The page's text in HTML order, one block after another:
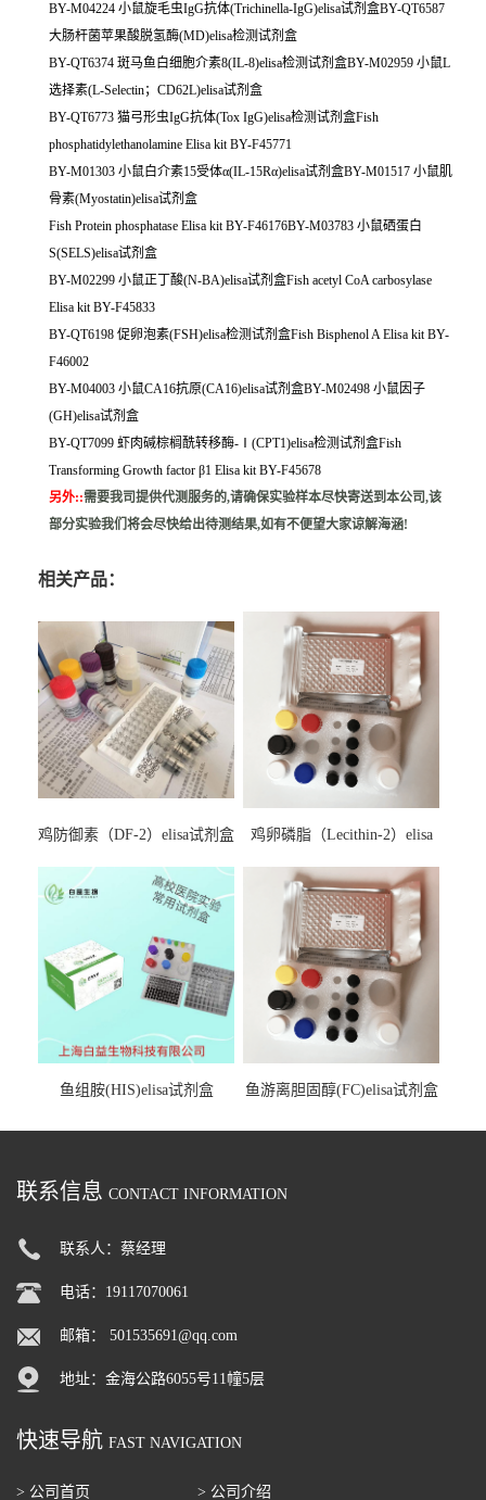
BY-M04224 小鼠旋毛虫IgG抗体(Trichinella-IgG)elisa试剂盒BY-QT6587
大肠杆菌苹果酸脱氢酶(MD)elisa检测试剂盒
BY-QT6374 斑马鱼白细胞介素8(IL-8)elisa检测试剂盒BY-M02959 小鼠L
选择素(L-Selectin；CD62L)elisa试剂盒
BY-QT6773 猫弓形虫IgG抗体(Tox IgG)elisa检测试剂盒Fish
phosphatidylethanolamine Elisa kit BY-F45771
BY-M01303 小鼠白介素15受体α(IL-15Rα)elisa试剂盒BY-M01517 小鼠肌
骨素(Myostatin)elisa试剂盒
Fish Protein phosphatase Elisa kit BY-F46176BY-M03783 小鼠硒蛋白
S(SELS)elisa试剂盒
BY-M02299 小鼠正丁酸(N-BA)elisa试剂盒Fish acetyl CoA carbosylase
Elisa kit BY-F45833
BY-QT6198 促卵泡素(FSH)elisa检测试剂盒Fish Bisphenol A Elisa kit BY-
F46002
BY-M04003 小鼠CA16抗原(CA16)elisa试剂盒BY-M02498 小鼠因子
(GH)elisa试剂盒
BY-QT7099 虾肉碱棕榈酰转移酶-Ⅰ(CPT1)elisa检测试剂盒Fish
Transforming Growth factor β1 Elisa kit BY-F45678
另外::需要我司提供代测服务的,请确保实验样本尽快寄送到本公司,该
部分实验我们将会尽快给出待测结果,如有不便望大家谅解海涵!
相关产品：
鸡防御素（DF-2）elisa试剂盒
鸡卵磷脂（Lecithin-2）elisa
鱼组胺(HIS)elisa试剂盒 鱼游离胆固醇(FC)elisa试剂盒
联系信息 CONTACT INFORMATION
联系人：蔡经理
电话：19117070061
邮箱： 501535691@qq.com
地址：金海公路6055号11幢5层
快速导航 FAST NAVIGATION
> 公司首页 > 公司介绍